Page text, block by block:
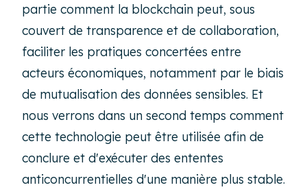
partie comment la blockchain peut, sous
couvert de transparence et de collaboration,
faciliter les pratiques concertées entre
acteurs économiques, notamment par le biais
de mutualisation des données sensibles. Et
nous verrons dans un second temps comment
cette technologie peut être utilisée afin de
conclure et d'exécuter des ententes
anticoncurrentielles d'une manière plus stable.